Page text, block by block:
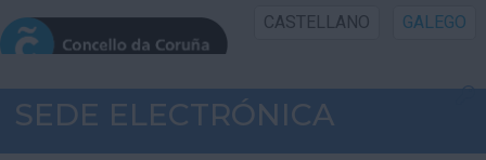
CASTELLANO GALEGO
INICIO SEDE
INICIO
SEDE ELECTRÓNICA